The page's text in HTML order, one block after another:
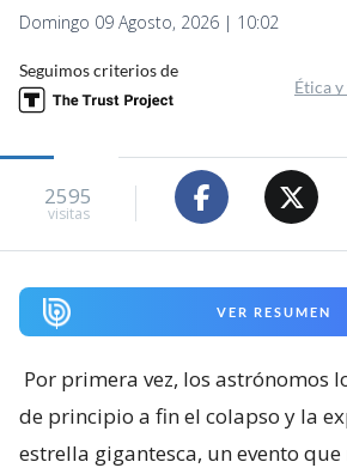
Domingo 09 Agosto, 2026 | 10:02
Seguimos criterios de
Ética
2595
visitas
VER RESUMEN
Por primera vez, los astrónomos
de principio a fin el colapso y la
estrella gigantesca, un evento